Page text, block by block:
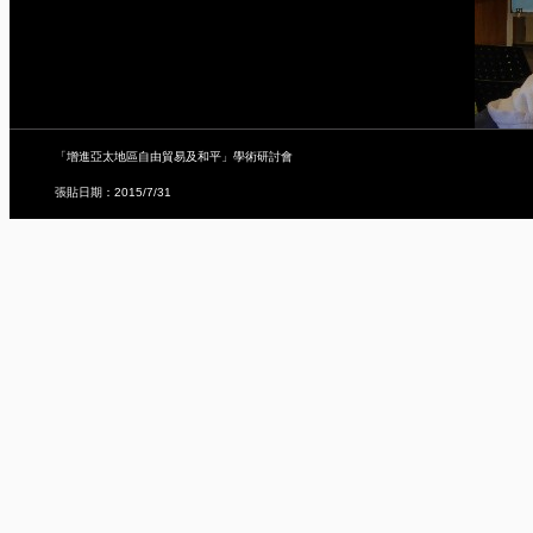
「增進亞太地區自由貿易及和平」學術研討會
張貼日期：2015/7/31